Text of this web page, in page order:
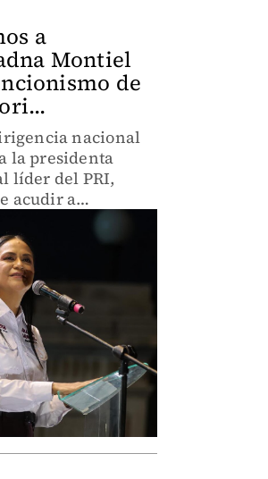
a
Montiel
de
nacional
la presidenta
líder del PRI,
acudir a
la intervención
mexicano.